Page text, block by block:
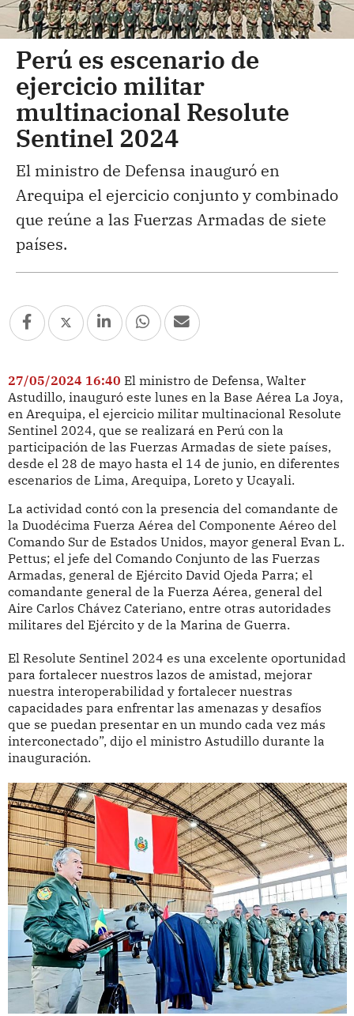
Perú es escenario de
ejercicio militar
multinacional Resolute
Sentinel 2024
El ministro de Defensa inauguró en
Arequipa el ejercicio conjunto y combinado
que reúne a las Fuerzas Armadas de siete
países.
27/05/2024 16:40 El ministro de Defensa, Walter
Astudillo, inauguró este lunes en la Base Aérea La Joya,
en Arequipa, el ejercicio militar multinacional Resolute
Sentinel 2024, que se realizará en Perú con la
participación de las Fuerzas Armadas de siete países,
desde el 28 de mayo hasta el 14 de junio, en diferentes
escenarios de Lima, Arequipa, Loreto y Ucayali.
La actividad contó con la presencia del comandante de
la Duodécima Fuerza Aérea del Componente Aéreo del
Comando Sur de Estados Unidos, mayor general Evan L.
Pettus; el jefe del Comando Conjunto de las Fuerzas
Armadas, general de Ejército David Ojeda Parra; el
comandante general de la Fuerza Aérea, general del
Aire Carlos Chávez Cateriano, entre otras autoridades
militares del Ejército y de la Marina de Guerra.
El Resolute Sentinel 2024 es una excelente oportunidad
para fortalecer nuestros lazos de amistad, mejorar
nuestra interoperabilidad y fortalecer nuestras
capacidades para enfrentar las amenazas y desafíos
que se puedan presentar en un mundo cada vez más
interconectado”, dijo el ministro Astudillo durante la
inauguración.